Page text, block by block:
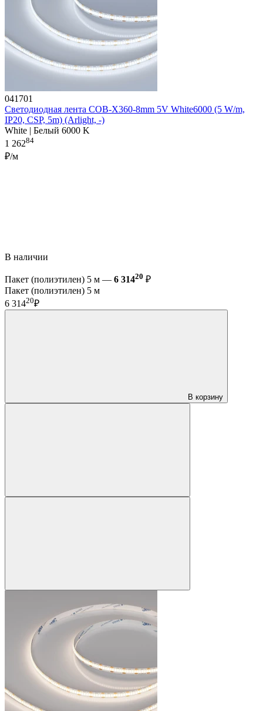
041701
Светодиодная лента COB-X360-8mm 5V White6000 (5 W/m,
IP20, CSP, 5m) (Arlight, -)
White | Белый 6000 K
1 26284
₽/м
В наличии
Пакет (полиэтилен) 5 м — 6 31420 ₽
Пакет (полиэтилен) 5 м
6 31420₽
В корзину